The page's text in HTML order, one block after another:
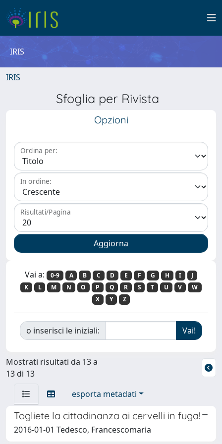
IRIS
IRIS
Sfoglia per Rivista
Opzioni
Ordina per:
In ordine:
Risultati/Pagina
Vai a: 0-9 A B C D E F G H I
J
K
L M N O P Q R S T U V
W
X
Y Z
o inserisci le iniziali:
Mostrati risultati da 13 a
13 di 13
esporta metadati
Togliete la cittadinanza ai cervelli in fuga!
2016-01-01 Tedesco, Francescomaria